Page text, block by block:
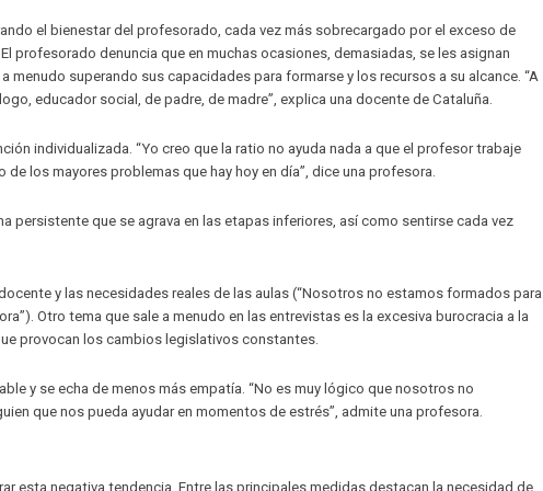
el bienestar del profesorado, cada vez más sobrecargado por el exceso de
profesorado denuncia que en muchas ocasiones, demasiadas, se les asignan
menudo superando sus capacidades para formarse y los recursos a su alcance. “A
educador social, de padre, de madre”, explica una docente de Cataluña.
individualizada. “Yo creo que la ratio no ayuda nada a que el profesor trabaje
los mayores problemas que hay hoy en día”, dice una profesora.
que se agrava en las etapas inferiores, así como sentirse cada vez
y las necesidades reales de las aulas (“Nosotros no estamos formados para
Otro tema que sale a menudo en las entrevistas es la excesiva burocracia a la
provocan los cambios legislativos constantes.
y se echa de menos más empatía. “No es muy lógico que nosotros no
que nos pueda ayudar en momentos de estrés”, admite una profesora.
esta negativa tendencia. Entre las principales medidas destacan la necesidad de